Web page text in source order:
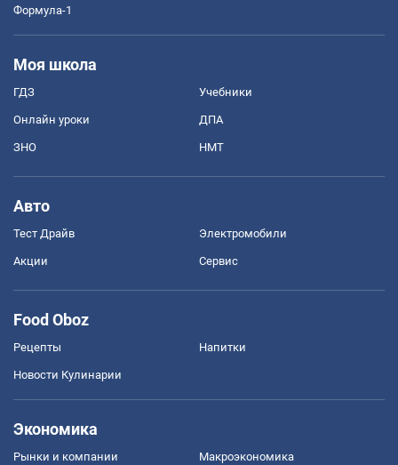
Формула-1
Моя школа
ГДЗ Учебники
Онлайн уроки ДПА
ЗНО НМТ
Авто
Тест Драйв Электромобили
Акции Сервис
Food Oboz
Рецепты Напитки
Новости Кулинарии
Экономика
Рынки и компании Mакроэкономика